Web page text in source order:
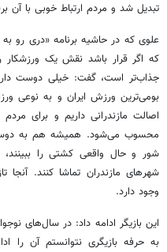
تبدیل شد و مردم ارتباط خوبی با آن
علوی که در حاشیه برنامه «دری رو
که اگر قرار باشد نقش یک ورزشکار
جذاب‌تر است، گفت: خیلی دوست
بومی‌ترین ورزش ایران و به نوعی
اصالت مازندرانی داریم و برای
محسوب می‌شود. همیشه هم به
شور و حال واقعی کشتی را
شهرهای مازندران تماشا کنند.
وجود دارد.
این بازیگر ادامه داد: در سال‌های
به حرفه بازیگری نتوانستم آن را